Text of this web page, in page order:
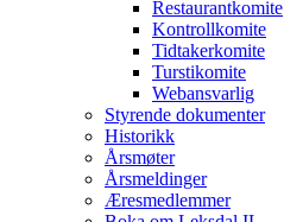
Restaurantkomite
Kontrollkomite
Tidtakerkomite
Turstikomite
Webansvarlig
Styrende dokumenter
Historikk
Årsmøter
Årsmeldinger
Æresmedlemmer